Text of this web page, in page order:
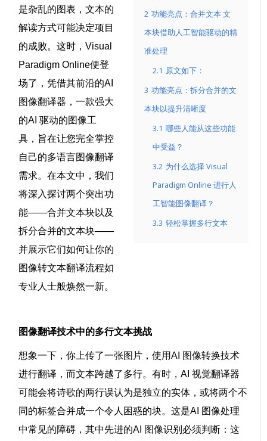
2 功能亮点：合并文本 文
本块借助人工智能驱动的精
准处理
2.1 原文如下：
3 功能亮点：拆分合并的文
本块以提升清晰度
3.1 哪些人能从这些功能
中受益？
3.2 为什么选择 Visual
Paradigm Online 进行人
工智能图像翻译？
3.3 轻松掌握多行文本
是杂乱的图表，文本的
解读方式可能决定项目
的成败。这时，Visual
Paradigm Online便登
场了，凭借其前沿的AI
图像翻译器 ，一款强大
的AI 驱动的图像工
具 ，旨在让您完全掌控
自己的多语言图像翻译
需求。在本文中，我们
将深入探讨两个突出功
能——合并文本块以及
拆分合并的文本块——
并展示它们如何让你的
图像转文本翻译流程如
专业人士般焕然一新。
图像翻译技术中的多行文本挑战
想象一下，你上传了一张图片，使用AI 图像转换技术
进行翻译，而文本跨越了多行。有时，AI 视觉翻译器
可能会将诗歌的两行误认为是独立的实体，或将两个不
同的标签合并成一个令人困惑的块。这是AI 图像处理
中常见的障碍，其中先进的AI 图像识别 必须判断：这